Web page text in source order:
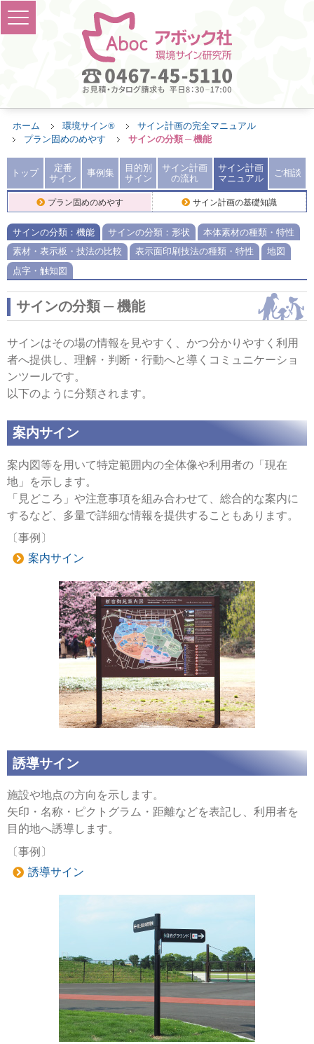
ホーム 環境サイン®
サイン計画の完全マニュアル
プラン固めのめやす
サインの分類 ─ 機能
トップ
定番
サイン
事例集
目的別
サイン
サイン計画
の流れ
サイン計画
マニュアル
ご相談
プラン固めのめやす サイン計画の基礎知識
サインの分類：機能 サインの分類：形状
本体素材の種類・特性
素材・表示板・技法の比較
表示面印刷技法の種類・特性
地図
点字・触知図
サインの分類 ─ 機能
サインはその場の情報を見やすく、かつ分かりやすく利用
者へ提供し、理解・判断・行動へと導くコミュニケーショ
ンツールです。
以下のように分類されます。
案内サイン
案内図等を用いて特定範囲内の全体像や利用者の「現在
地」を示します。
「見どころ」や注意事項を組み合わせて、総合的な案内に
するなど、多量で詳細な情報を提供することもあります。
〔事例〕
案内サイン
誘導サイン
施設や地点の方向を示します。
矢印・名称・ピクトグラム・距離などを表記し、利用者を
目的地へ誘導します。
〔事例〕
誘導サイン